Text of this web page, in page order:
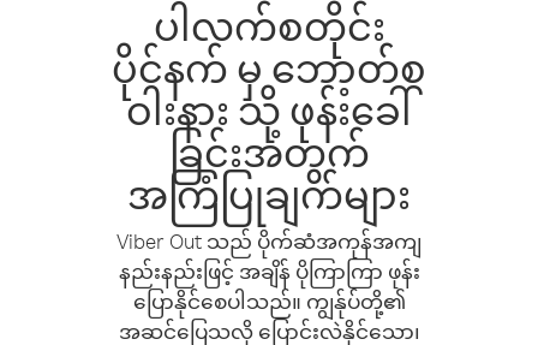
ပါလက်စတိုင်း
ပိုင်နက် မှ ဘော့တ်စ
ဝါးနား သို့ ဖုန်းခေါ်
ခြင်းအတွက်
အကြံပြုချက်များ
Viber Out သည် ပိုက်ဆံအကုန်အကျ
နည်းနည်းဖြင့် အချိန် ပိုကြာကြာ ဖုန်း
ပြောနိုင်စေပါသည်။ ကျွန်ုပ်တို့၏
အဆင်ပြေသလို ပြောင်းလဲနိုင်သော၊